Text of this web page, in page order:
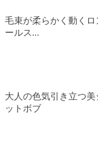
毛束が柔らかく動くロ
ールス...
大人の色気引き立つ美
ットボブ